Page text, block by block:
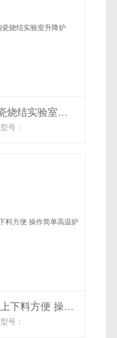
加工定制陶瓷烧结实验室升降炉
型号：
高温升降炉 上下料方便 操作简单高温炉
型号：